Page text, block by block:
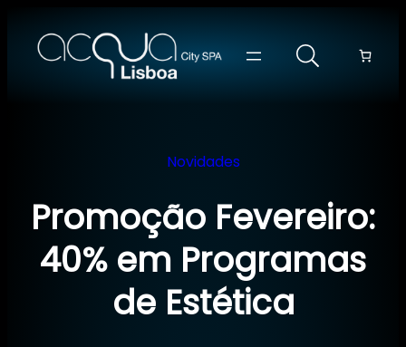
para
Novidades
Promoção Fevereiro:
40% em Programas
de Estética